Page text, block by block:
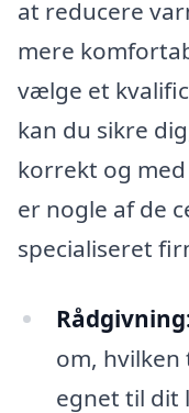
at reducere
mere
vælge et
kan du sikre
korrekt og
er nogle af de
specialiseret
om,
egnet til dit